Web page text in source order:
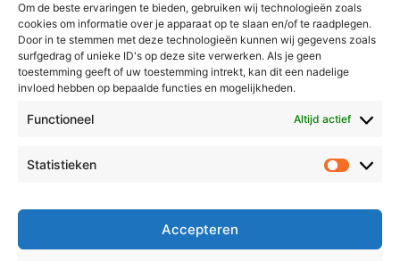
Om de beste ervaringen te bieden, gebruiken wij technologieën zoals
cookies om informatie over je apparaat op te slaan en/of te raadplegen.
Door in te stemmen met deze technologieën kunnen wij gegevens zoals
surfgedrag of unieke ID's op deze site verwerken. Als je geen
toestemming geeft of uw toestemming intrekt, kan dit een nadelige
invloed hebben op bepaalde functies en mogelijkheden.
Functioneel Altijd actief
Statistieken
Accepteren
Weert
Nederweert
Leudal
Maasgouw
Echt-Susteren
Roermond
Radio & TV